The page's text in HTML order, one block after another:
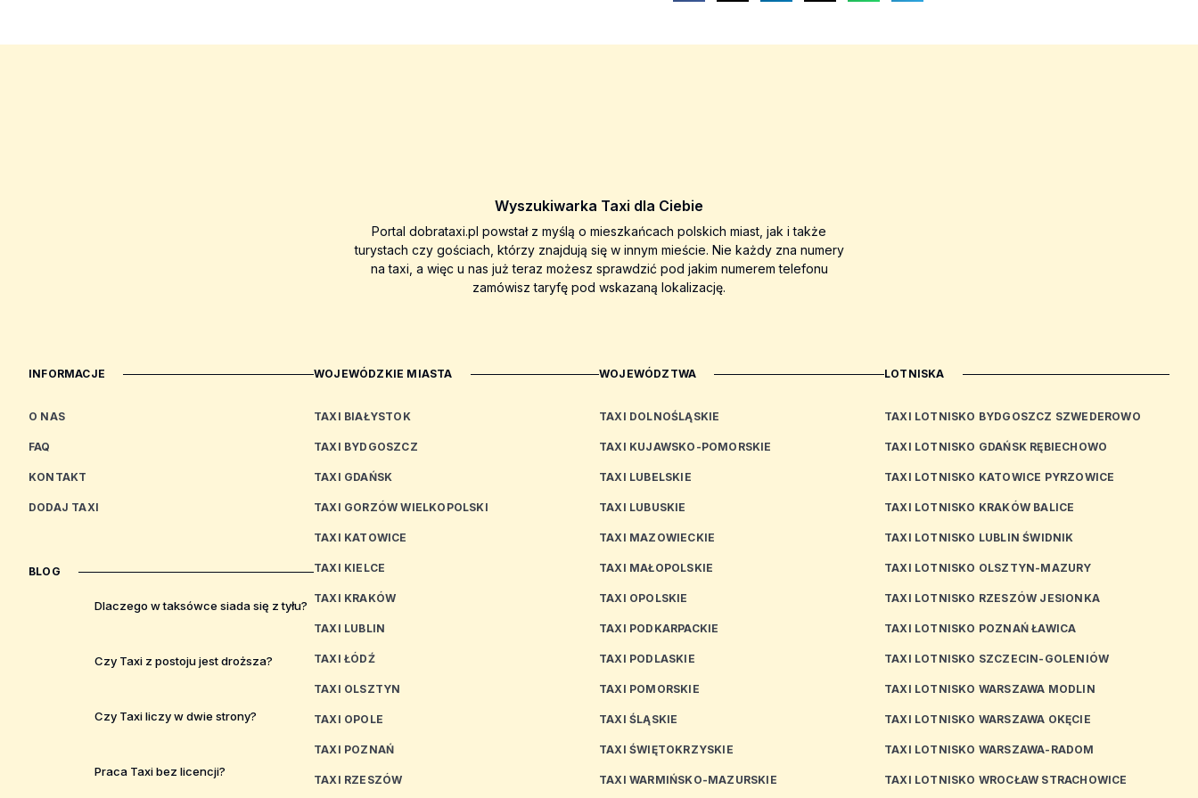
Wyszukiwarka Taxi dla Ciebie
Portal dobrataxi.pl powstał z myślą o mieszkańcach polskich miast, jak i także
turystach czy gościach, którzy znajdują się w innym mieście. Nie każdy zna numery
na taxi, a więc u nas już teraz możesz sprawdzić pod jakim numerem telefonu
zamówisz taryfę pod wskazaną lokalizację.
INFORMACJE
O NAS
FAQ
KONTAKT
DODAJ TAXI
BLOG
Dlaczego w taksówce siada się z tyłu?
Czy Taxi z postoju jest droższa?
Czy Taxi liczy w dwie strony?
Praca Taxi bez licencji?
WOJEWÓDZKIE MIASTA
TAXI BIAŁYSTOK
TAXI BYDGOSZCZ
TAXI GDAŃSK
TAXI GORZÓW WIELKOPOLSKI
TAXI KATOWICE
TAXI KIELCE
TAXI KRAKÓW
TAXI LUBLIN
TAXI ŁÓDŹ
TAXI OLSZTYN
TAXI OPOLE
TAXI POZNAŃ
TAXI RZESZÓW
WOJEWÓDZTWA
TAXI DOLNOŚLĄSKIE
TAXI KUJAWSKO-POMORSKIE
TAXI LUBELSKIE
TAXI LUBUSKIE
TAXI MAZOWIECKIE
TAXI MAŁOPOLSKIE
TAXI OPOLSKIE
TAXI PODKARPACKIE
TAXI PODLASKIE
TAXI POMORSKIE
TAXI ŚLĄSKIE
TAXI ŚWIĘTOKRZYSKIE
TAXI WARMIŃSKO-MAZURSKIE
LOTNISKA
TAXI LOTNISKO BYDGOSZCZ SZWEDEROWO
TAXI LOTNISKO GDAŃSK RĘBIECHOWO
TAXI LOTNISKO KATOWICE PYRZOWICE
TAXI LOTNISKO KRAKÓW BALICE
TAXI LOTNISKO LUBLIN ŚWIDNIK
TAXI LOTNISKO OLSZTYN-MAZURY
TAXI LOTNISKO RZESZÓW JESIONKA
TAXI LOTNISKO POZNAŃ ŁAWICA
TAXI LOTNISKO SZCZECIN-GOLENIÓW
TAXI LOTNISKO WARSZAWA MODLIN
TAXI LOTNISKO WARSZAWA OKĘCIE
TAXI LOTNISKO WARSZAWA-RADOM
TAXI LOTNISKO WROCŁAW STRACHOWICE